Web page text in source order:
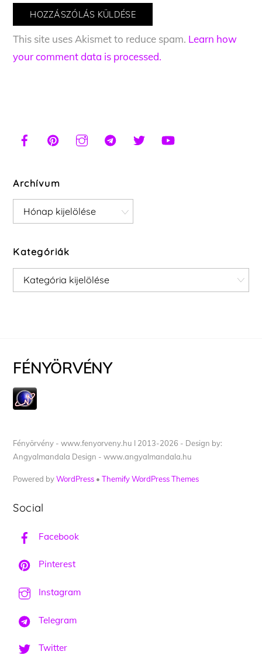
This site uses Akismet to reduce spam. Learn how
your comment data is processed.
Archívum
Archívum
Kategóriák
Kategóriák
FÉNYÖRVÉNY
Fényörvény - www.fenyorveny.hu I 2013-2026 - Design by:
Angyalmandala Design - www.angyalmandala.hu
Powered byWordPress •Themify WordPress Themes
Social
Facebook
Pinterest
Instagram
Telegram
Twitter